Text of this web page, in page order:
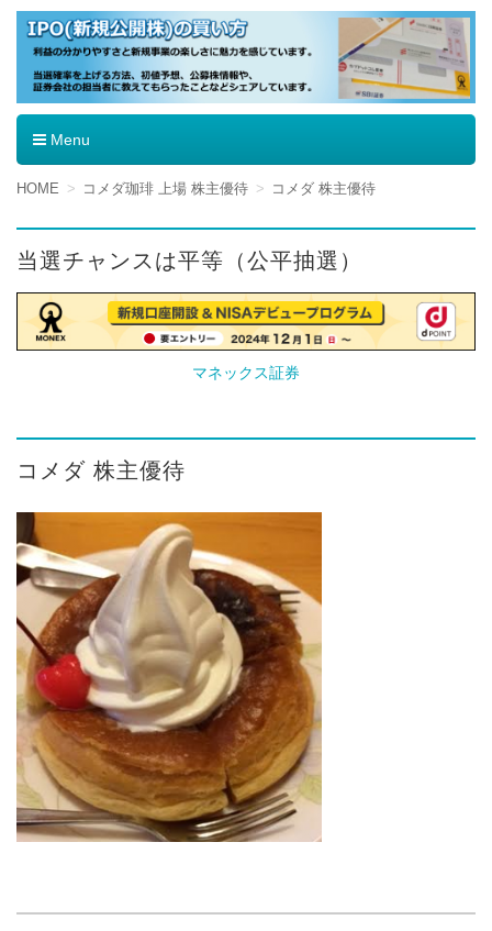
IPO（新規公開株）の買い方
Menu
コ
テ
ン
ツ
へ
移
動
HOME コメダ珈琲 上場 株主優待 コメダ 株主優待
当選チャンスは平等（公平抽選）
マネックス証券
コメダ 株主優待